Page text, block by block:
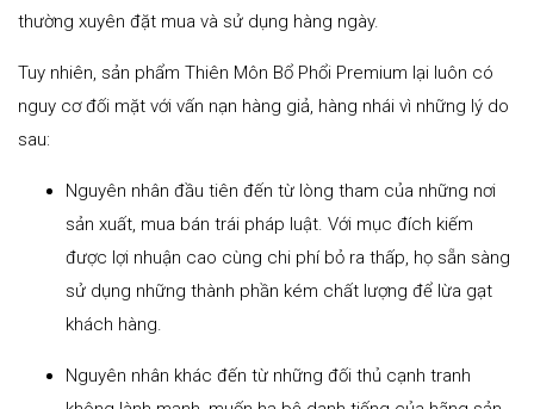
thường xuyên đặt mua và sử dụng hàng ngày.
Tuy nhiên, sản phẩm Thiên Môn Bổ Phổi Premium lại luôn có
nguy cơ đối mặt với vấn nạn hàng giả, hàng nhái vì những lý do
sau:
Nguyên nhân đầu tiên đến từ lòng tham của những nơi
sản xuất, mua bán trái pháp luật. Với mục đích kiếm
được lợi nhuận cao cùng chi phí bỏ ra thấp, họ sẵn sàng
sử dụng những thành phần kém chất lượng để lừa gạt
khách hàng.
Nguyên nhân khác đến từ những đối thủ cạnh tranh